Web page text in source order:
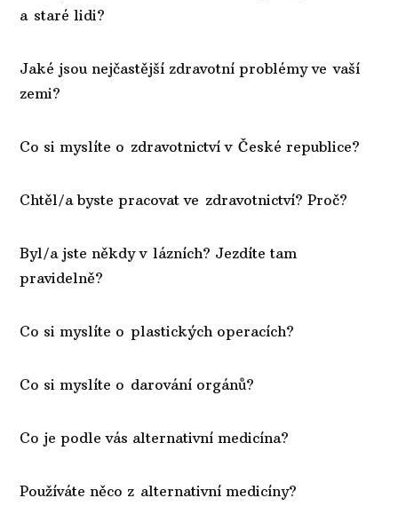
a staré lidi?
Jaké jsou nejčastější zdravotní problémy ve vaší
zemi?
Co si myslíte o zdravotnictví v České republice?
Chtěl/a byste pracovat ve zdravotnictví? Proč?
Byl/a jste někdy v lázních? Jezdíte tam
pravidelně?
Co si myslíte o plastických operacích?
Co si myslíte o darování orgánů?
Co je podle vás alternativní medicína?
Používáte něco z alternativní medicíny?